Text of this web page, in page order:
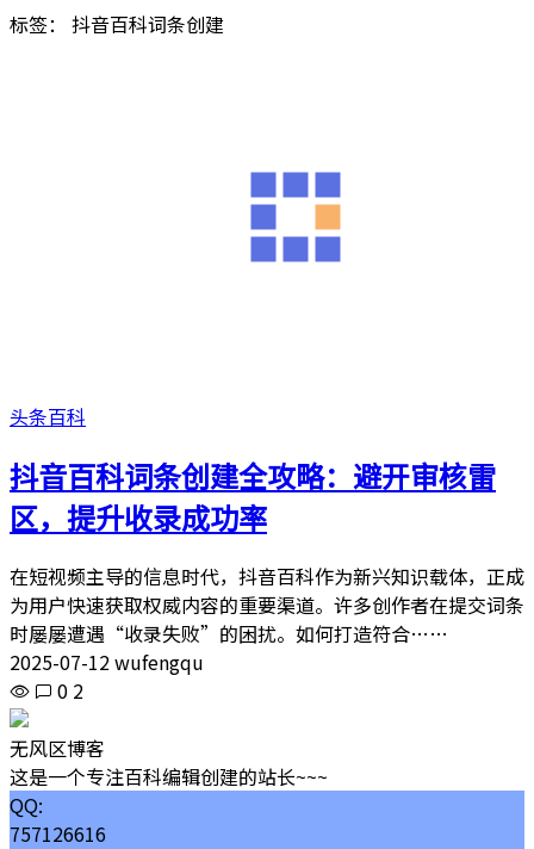
标签： 抖音百科词条创建
头条百科
抖音百科词条创建全攻略：避开审核雷
区，提升收录成功率
在短视频主导的信息时代，抖音百科作为新兴知识载体，正成
为用户快速获取权威内容的重要渠道。许多创作者在提交词条
时屡屡遭遇“收录失败”的困扰。如何打造符合……
2025-07-12 wufengqu
0 2
无风区博客
这是一个专注百科编辑创建的站长~~~
QQ:
757126616